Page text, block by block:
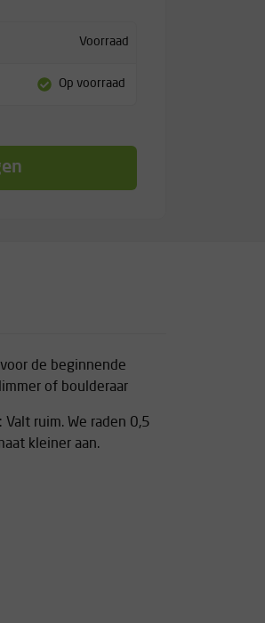
Voorraad
Op voorraad
voor de beginnende
of boulderaar
Valt ruim. We raden 0,5
kleiner aan.